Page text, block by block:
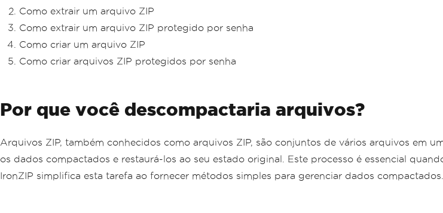
Como extrair um arquivo ZIP
Como extrair um arquivo ZIP protegido por senha
Como criar um arquivo ZIP
Como criar arquivos ZIP protegidos por senha
Por que você descompactaria arquivos?
Arquivos ZIP, também conhecidos como arquivos ZIP, são conjuntos de vários arquivos em
os dados compactados e restaurá-los ao seu estado original. Este processo é essencial
IronZIP simplifica esta tarefa ao fornecer métodos simples para gerenciar dados compactados.